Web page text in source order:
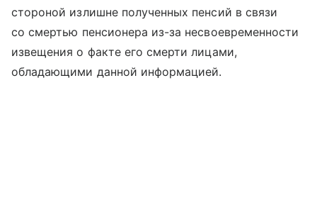
стороной излишне полученных пенсий в связи
со смертью пенсионера из-за несвоевременности
извещения о факте его смерти лицами,
обладающими данной информацией.